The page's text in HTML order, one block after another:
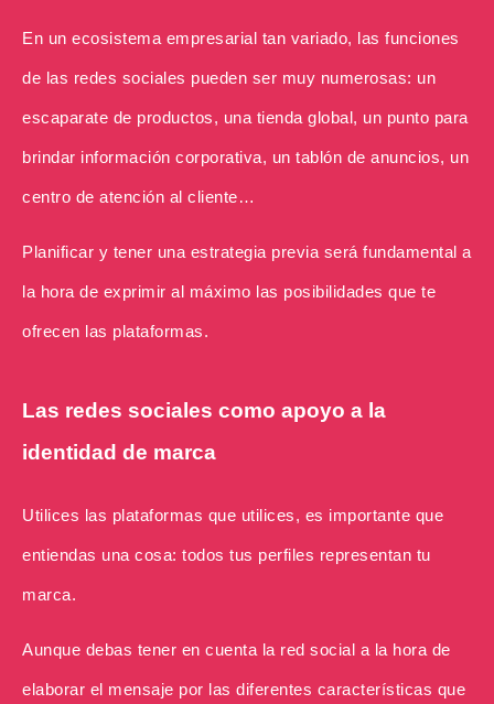
En un ecosistema empresarial tan variado, las funciones
de las redes sociales pueden ser muy numerosas: un
escaparate de productos, una tienda global, un punto para
brindar información corporativa, un tablón de anuncios, un
centro de atención al cliente…
Planificar y tener una estrategia previa será fundamental a
la hora de exprimir al máximo las posibilidades que te
ofrecen las plataformas.
Las redes sociales como apoyo a la
identidad de marca
Utilices las plataformas que utilices, es importante que
entiendas una cosa: todos tus perfiles representan tu
marca.
Aunque debas tener en cuenta la red social a la hora de
elaborar el mensaje por las diferentes características que